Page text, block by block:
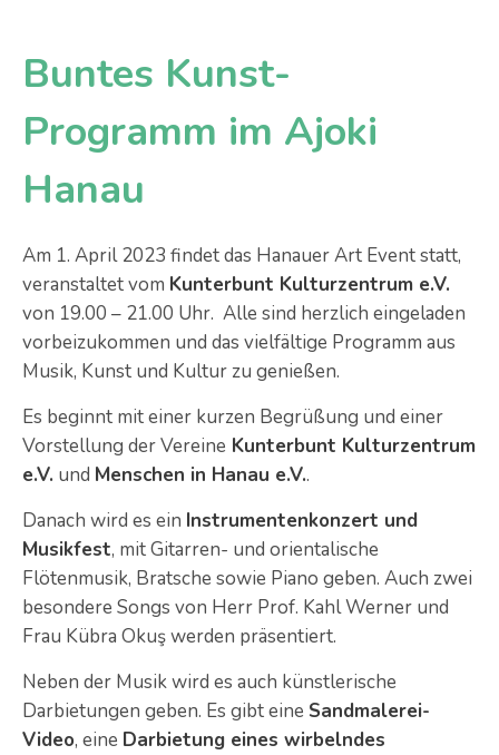
Buntes Kunst-
Programm im Ajoki
Hanau
Am 1. April 2023 findet das Hanauer Art Event statt,
veranstaltet vom Kunterbunt Kulturzentrum e.V.
von 19.00 – 21.00 Uhr. Alle sind herzlich eingeladen
vorbeizukommen und das vielfältige Programm aus
Musik, Kunst und Kultur zu genießen.
Es beginnt mit einer kurzen Begrüßung und einer
Vorstellung der Vereine Kunterbunt Kulturzentrum
e.V. und Menschen in Hanau e.V..
Danach wird es ein Instrumentenkonzert und
Musikfest, mit Gitarren- und orientalische
Flötenmusik, Bratsche sowie Piano geben. Auch zwei
besondere Songs von Herr Prof. Kahl Werner und
Frau Kübra Okuş werden präsentiert.
Neben der Musik wird es auch künstlerische
Darbietungen geben. Es gibt eine Sandmalerei-
Video, eine Darbietung eines wirbelndes